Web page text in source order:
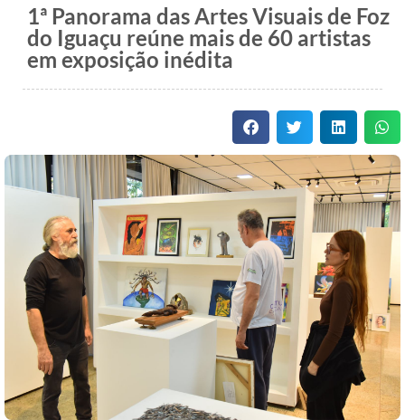
1ª Panorama das Artes Visuais de Foz
do Iguaçu reúne mais de 60 artistas
em exposição inédita